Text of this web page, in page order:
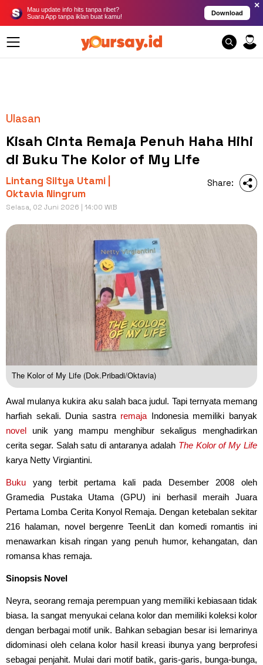
Mau update info hits tanpa ribet?
Suara App tanpa iklan buat kamu!
Download
×
Ulasan
Kisah Cinta Remaja Penuh Haha Hihi
di Buku The Kolor of My Life
Lintang Siltya Utami |
Oktavia Ningrum
Selasa, 02 Juni 2026 | 14:00 WIB
Share:
The Kolor of My Life (Dok.Pribadi/Oktavia)
Awal mulanya kukira aku salah baca judul. Tapi ternyata memang
harfiah sekali. Dunia sastra remaja Indonesia memiliki banyak
novel unik yang mampu menghibur sekaligus menghadirkan
cerita segar. Salah satu di antaranya adalah The Kolor of My Life
karya Netty Virgiantini.
Buku yang terbit pertama kali pada Desember 2008 oleh
Gramedia Pustaka Utama (GPU) ini berhasil meraih Juara
Pertama Lomba Cerita Konyol Remaja. Dengan ketebalan sekitar
216 halaman, novel bergenre TeenLit dan komedi romantis ini
menawarkan kisah ringan yang penuh humor, kehangatan, dan
romansa khas remaja.
Sinopsis Novel
Neyra, seorang remaja perempuan yang memiliki kebiasaan tidak
biasa. Ia sangat menyukai celana kolor dan memiliki koleksi kolor
dengan berbagai motif unik. Bahkan sebagian besar isi lemarinya
didominasi oleh celana kolor hasil kreasi ibunya yang berprofesi
sebagai penjahit. Mulai dari motif batik, garis-garis, bunga-bunga,